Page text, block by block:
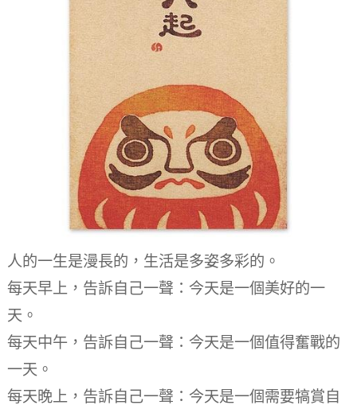
人的一生是漫長的，生活是多姿多彩的。
每天早上，告訴自己一聲：今天是一個美好的一
天。
每天中午，告訴自己一聲：今天是一個值得奮戰的
一天。
每天晚上，告訴自己一聲：今天是一個需要犒賞自